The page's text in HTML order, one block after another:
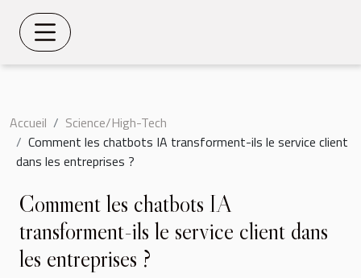
Accueil
Science/High-Tech
Comment les chatbots IA transforment-ils le service client
dans les entreprises ?
Comment les chatbots IA
transforment-ils le service client dans
les entreprises ?